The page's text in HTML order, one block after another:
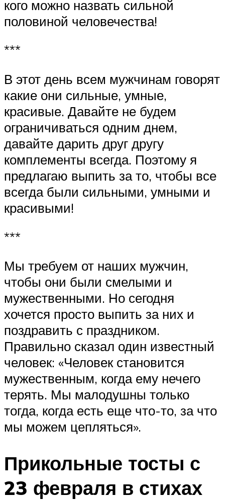
кого можно назвать сильной
половиной человечества!
***
В этот день всем мужчинам говорят
какие они сильные, умные,
красивые. Давайте не будем
ограничиваться одним днем,
давайте дарить друг другу
комплементы всегда. Поэтому я
предлагаю выпить за то, чтобы все
всегда были сильными, умными и
красивыми!
***
Мы требуем от наших мужчин,
чтобы они были смелыми и
мужественными. Но сегодня
хочется просто выпить за них и
поздравить с праздником.
Правильно сказал один известный
человек: «Человек становится
мужественным, когда ему нечего
терять. Мы малодушны только
тогда, когда есть еще что-то, за что
мы можем цепляться».
Прикольные тосты с
23 февраля в стихах